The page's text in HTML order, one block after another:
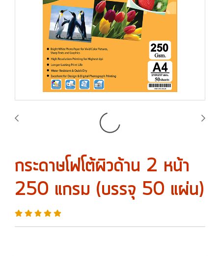
กระดาษโฟโต้ผิวด้าน 2 หน้า
250 แกรม (บรรจุ 50 แผ่น)